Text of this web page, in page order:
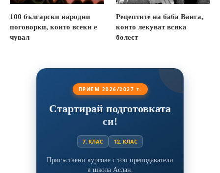
100 български народни
поговорки, които всеки е
чувал
Рецептите на баба Ванга,
които лекуват всяка
болест
ПРИЕМ 2026/2027 г.
Стартирай подготовката
си!
7. КЛАС 12. КЛАС
Присъствени курсове с топ преподаватели
в школа Аслан.